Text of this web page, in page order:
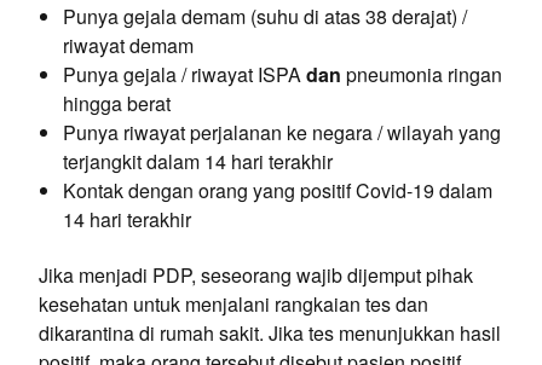
Punya gejala demam (suhu di atas 38 derajat) /
riwayat demam
Punya gejala / riwayat ISPA dan pneumonia ringan
hingga berat
Punya riwayat perjalanan ke negara / wilayah yang
terjangkit dalam 14 hari terakhir
Kontak dengan orang yang positif Covid-19 dalam
14 hari terakhir
Jika menjadi PDP, seseorang wajib dijemput pihak
kesehatan untuk menjalani rangkaian tes dan
dikarantina di rumah sakit. Jika tes menunjukkan hasil